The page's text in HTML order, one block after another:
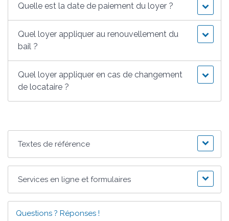
Quelle est la date de paiement du loyer ?
Quel loyer appliquer au renouvellement du
bail ?
Quel loyer appliquer en cas de changement
de locataire ?
Textes de référence
Services en ligne et formulaires
Questions ? Réponses !